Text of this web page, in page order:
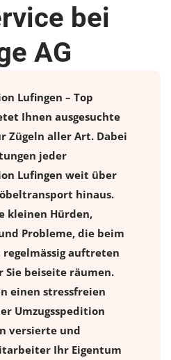
bei
AG
Lufingen – Top
Ihnen ausgesuchte
Zügeln aller Art. Dabei
jeder
Lufingen weit über
hinaus.
kleinen Hürden,
Probleme, die beim
regelmässig auftreten
beiseite räumen.
einen stressfreien
Umzugsspedition
versierte und
Ihr Eigentum